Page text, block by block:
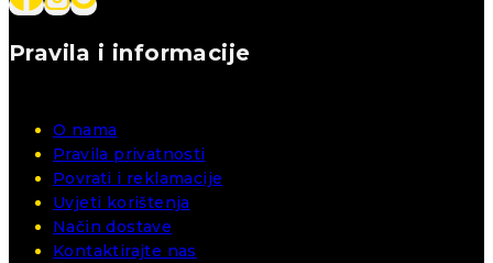
Pravila i informacije
O nama
Pravila privatnosti
Povrati i reklamacije
Uvjeti korištenja
Način dostave
Kontaktirajte nas